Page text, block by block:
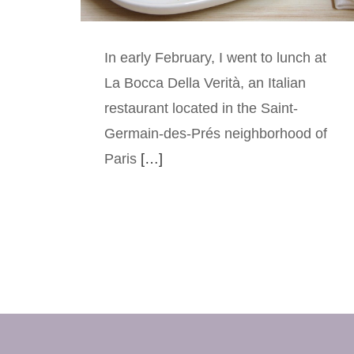
In early February, I went to lunch at
La Bocca Della Verità, an Italian
restaurant located in the Saint-
Germain-des-Prés neighborhood of
Paris […]